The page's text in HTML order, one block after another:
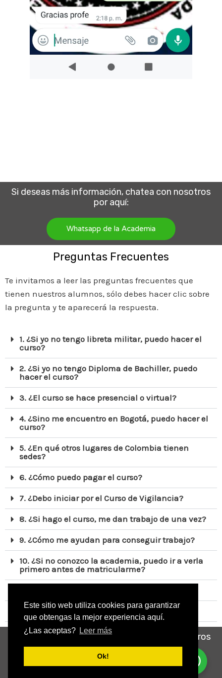
Este sitio web utiliza cookies para garantizar
que obtengas la mejor experiencia aquí.
¿Las aceptas? Leer más
Ok!
Si deseas más información, chatea con nosotros
por aquí:
Whatsapp de la Academia
Preguntas Frecuentes
Te invitamos a leer las preguntas frecuentes que
tienen nuestros alumnos, sólo debes hacer clic sobre
la pregunta y te aparecerá la respuesta.
1. ¿Si yo no tengo libreta militar, puedo hacer el
curso?
2. ¿Si yo no tengo Diploma de Bachiller, puedo
hacer el curso?
3. ¿El curso se hace presencial o virtual?
4. ¿Sino me encuentro en Bogotá, puedo hacer el
curso?
5. ¿En qué otros lugares de Colombia tienen
sedes?
6. ¿Cómo puedo pagar el curso?
7. ¿Debo iniciar por el Curso de Vigilancia?
8. ¿Si hago el curso, me dan trabajo de una vez?
9. ¿Cómo me ayudan para conseguir trabajo?
10. ¿Si no conozco la academia, puedo ir a verla
primero antes de matricularme?
12. ¿Qué otros cursos dan?
Si deseas más información, chatea con nosotros
por aquí:
¿Necesitas ayuda?Chatea